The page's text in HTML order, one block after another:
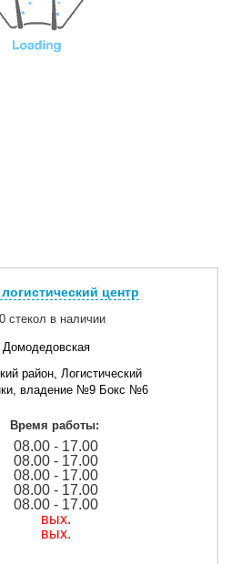
центр
стекол в наличии
Домодедовская
район, Логистический
владение №9 Бокс №6
Время работы:
08.00 - 17.00
08.00 - 17.00
08.00 - 17.00
08.00 - 17.00
08.00 - 17.00
вых.
вых.